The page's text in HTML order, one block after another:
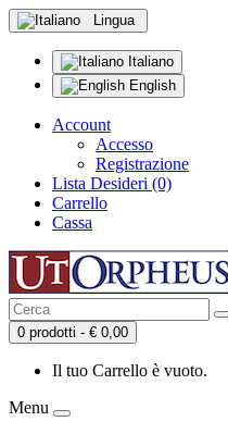
Lingua
Italiano
English
Account
Accesso
Registrazione
Lista Desideri (0)
Carrello
Cassa
0 prodotti - € 0,00
Il tuo Carrello è vuoto.
Menu